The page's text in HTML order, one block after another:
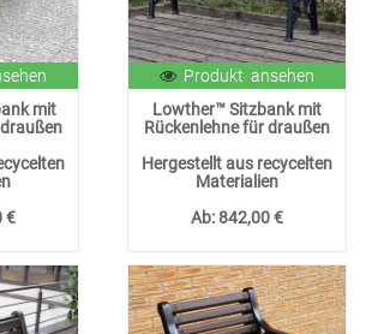
mit
€
Produkt ansehen
Lowther™ Sitzbank mit
Rückenlehne für draußen
Hergestellt aus recycelten
Materialien
Ab:842,00 €